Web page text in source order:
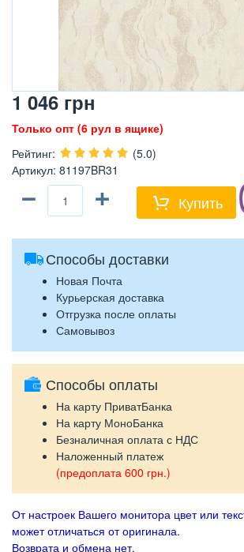
1 046 грн
Только опт (6 рул в ящике)
Рейтинг:
(5.0)
Артикул: 81197BR31
− + Купить
Способы доставки
Новая Почта
Курьерская доставка
Отгрузка после оплаты
Самовывоз
Способы оплаты
На карту ПриватБанка
На карту МоноБанка
Безналичная оплата с НДС
Наложенный платеж
(предоплата 600 грн.)
От настроек Вашего монитора цвет или
может отличаться от оригинала.
Возврата и обмена нет.